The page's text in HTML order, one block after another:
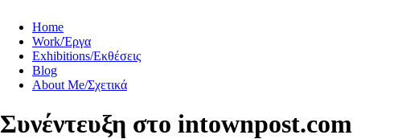
Home
Work/Έργα
Exhibitions/Εκθέσεις
Blog
About Me/Σχετικά
Συνέντευξη στο intownpost.com